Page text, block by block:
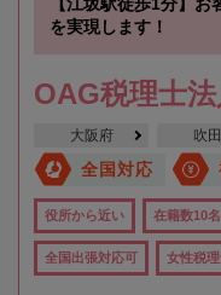
を実現します！
OAG税理士
大阪府 吹
全国対応
役所から近い 在籍数10
全国出張対応可 女性税